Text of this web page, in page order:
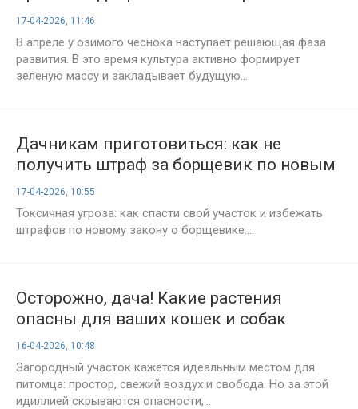
17-04-2026, 11:46
В апреле у озимого чеснока наступает решающая фаза
развития. В это время культура активно формирует
зеленую массу и закладывает будущую...
Дачникам приготовиться: как не
получить штраф за борщевик по новым
правилам 2026 года
17-04-2026, 10:55
Токсичная угроза: как спасти свой участок и избежать
штрафов по новому закону о борщевике....
Осторожно, дача! Какие растения
опасны для ваших кошек и собак
16-04-2026, 10:48
Загородный участок кажется идеальным местом для
питомца: простор, свежий воздух и свобода. Но за этой
идиллией скрываются опасности,...